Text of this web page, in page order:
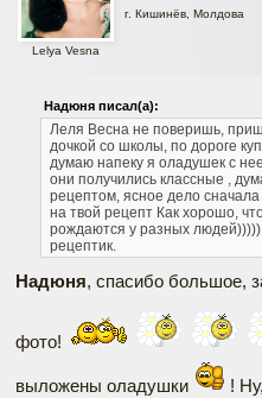
Lelya Vesna
г. Кишинёв, Молдова
Надюня писал(а):
Леля Весна не поверишь,
дочкой со школы, по дороге
думаю напеку я оладушек с
они получились классные ,
рецептом, ясное дело
на твой рецепт Как хорошо,
рождаются у разных людей)))))
рецептик.
Надюня, спасибо большое,
фото!
выложены оладушки !